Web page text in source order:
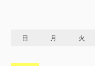
日 月 火